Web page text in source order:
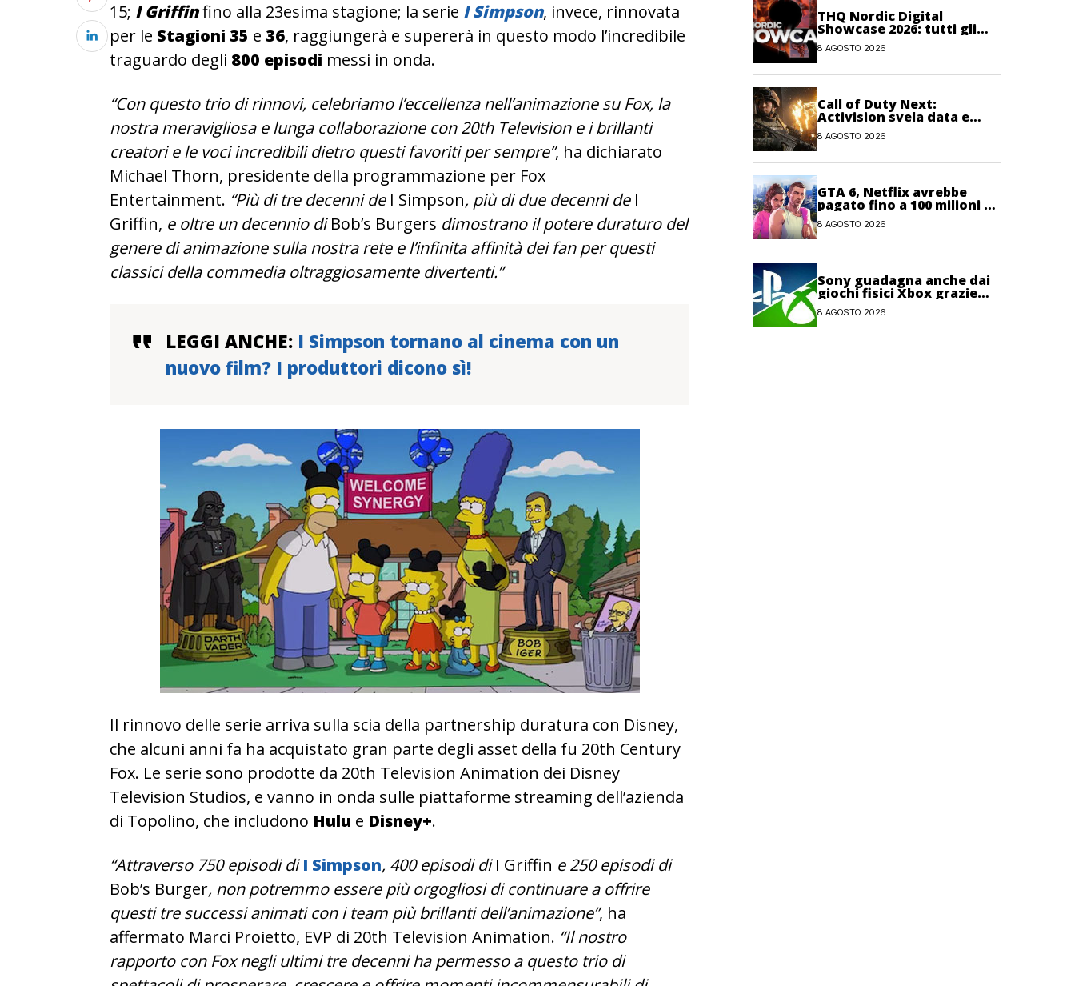
15; I Griffinfino alla 23esima stagione; la serie I Simpson, invece, rinnovata
per le Stagioni 35 e 36, raggiungerà e supererà in questo modo l’incredibile
traguardo degli 800 episodi messi in onda.
“Con questo trio di rinnovi, celebriamo l’eccellenza nell’animazione su Fox, la
nostra meravigliosa e lunga collaborazione con 20th Television e i brillanti
creatori e le voci incredibili dietro questi favoriti per sempre”, ha dichiarato
Michael Thorn, presidente della programmazione per Fox
Entertainment. “Più di tre decenni de I Simpson, più di due decenni de I
Griffin, e oltre un decennio diBob’s Burgers dimostrano il potere duraturo del
genere di animazione sulla nostra rete e l’infinita affinità dei fan per questi
classici della commedia oltraggiosamente divertenti.”
LEGGI ANCHE: I Simpson tornano al cinema con un
nuovo film? I produttori dicono sì!
Il rinnovo delle serie arriva sulla scia della partnership duratura con Disney,
che alcuni anni fa ha acquistato gran parte degli asset della fu 20th Century
Fox. Le serie sono prodotte da 20th Television Animation dei Disney
Television Studios, e vanno in onda sulle piattaforme streaming dell’azienda
di Topolino, che includono Hulu e Disney+.
“Attraverso 750 episodi diI Simpson, 400 episodi diI Griffin e 250 episodi di
Bob’s Burger, non potremmo essere più orgogliosi di continuare a offrire
questi tre successi animati con i team più brillanti dell’animazione”, ha
affermato Marci Proietto, EVP di 20th Television Animation. “Il nostro
rapporto con Fox negli ultimi tre decenni ha permesso a questo trio di
THQ Nordic Digital
Showcase 2026: tutti gli
annunci, i trailer e le
novità dell’evento
8 AGOSTO 2026
Call of Duty Next:
Activision svela data e
orario dell’evento
dedicato a Modern
8 AGOSTO 2026
GTA 6, Netflix avrebbe
pagato fino a 100 milioni di
dollari per l’esclusiva sul
gioco
8 AGOSTO 2026
Sony guadagna anche dai
giochi fisici Xbox grazie
alle licenze Blu-ray
8 AGOSTO 2026